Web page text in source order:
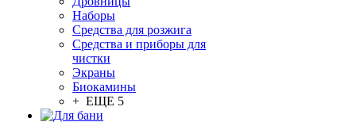
Наборы
Средства для розжига
Средства и приборы для
чистки
Экраны
Биокамины
+ ЕЩЕ 5